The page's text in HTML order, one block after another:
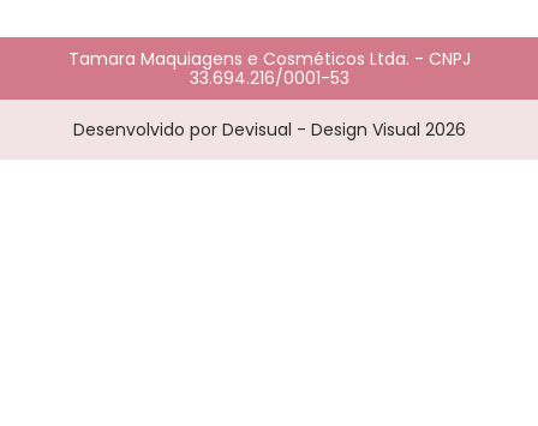
Tamara Maquiagens e Cosméticos Ltda. - CNPJ
33.694.216/0001-53
Desenvolvido por Devisual - Design Visual 2026